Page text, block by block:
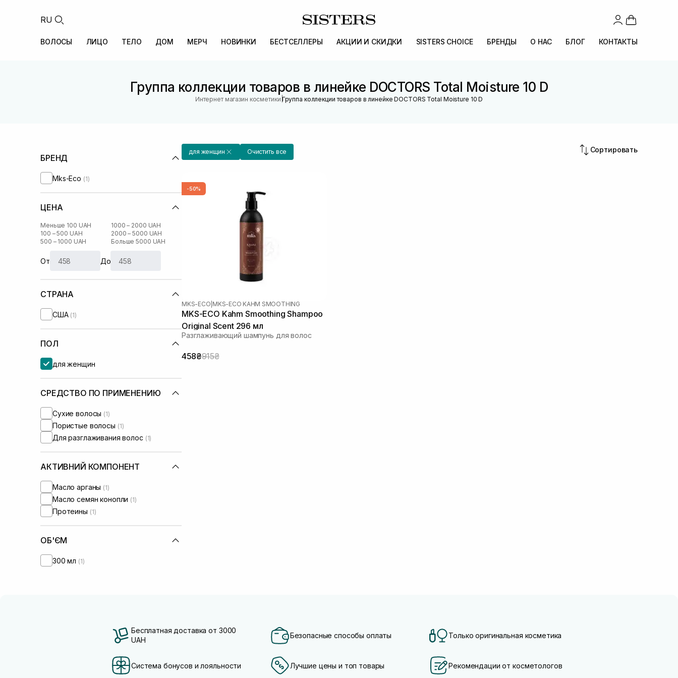
RU
ВОЛОСЫ ЛИЦО ТЕЛО ДОМ МЕРЧ НОВИНКИ БЕСТСЕЛЛЕРЫ АКЦИИ И СКИДКИ SISTERS CHOICE БРЕНДЫ О НАС БЛОГ КОНТАКТЫ
Группа коллекции товаров в линейке DOCTORS Total Moisture 10 D
Интернет магазин косметики |Группа коллекции товаров в линейке DOCTORS Total Moisture 10 D
БРЕНД
Mks-Eco (1)
ЦЕНА
Меньше 100 UAH
100 – 500 UAH
500 – 1000 UAH
1000 – 2000 UAH
2000 – 5000 UAH
Больше 5000 UAH
От До
СТРАНА
США (1)
ПОЛ
для женщин
СРЕДСТВО ПО ПРИМЕНЕНИЮ
Сухие волосы (1)
Пористые волосы (1)
Для разглаживания волос (1)
АКТИВНИЙ КОМПОНЕНТ
Масло арганы (1)
Масло семян конопли (1)
Протеины (1)
ОБ'ЄМ
300 мл (1)
для женщин Очистить все Сортировать
-50%
MKS-ECO MKS-ECO KAHM SMOOTHING
MKS-ECO Kahm Smoothing Shampoo
Original Scent 296 мл
Разглаживающий шампунь для волос
458₴915₴
Бесплатная доставка от 3000
UAH
Безопасные способы оплаты Только оригинальная косметика
Система бонусов и лояльности Лучшие цены и топ товары Рекомендации от косметологов